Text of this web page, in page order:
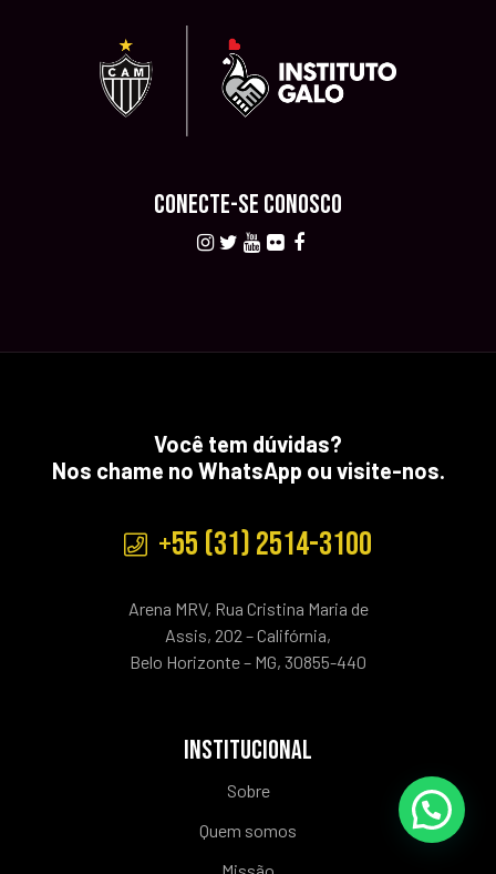
CONECTE-SE CONOSCO
Você tem dúvidas?
Nos chame no WhatsApp ou visite-nos.
+55 (31) 2514-3100
Arena MRV, Rua Cristina Maria de
Assis, 202 – Califórnia,
Belo Horizonte – MG, 30855-440
INSTITUCIONAL
Sobre
Quem somos